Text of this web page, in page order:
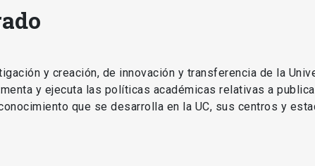
y creación, de innovación y transferencia de la
y ejecuta las políticas académicas relativas a
que se desarrolla en la UC, sus centros y